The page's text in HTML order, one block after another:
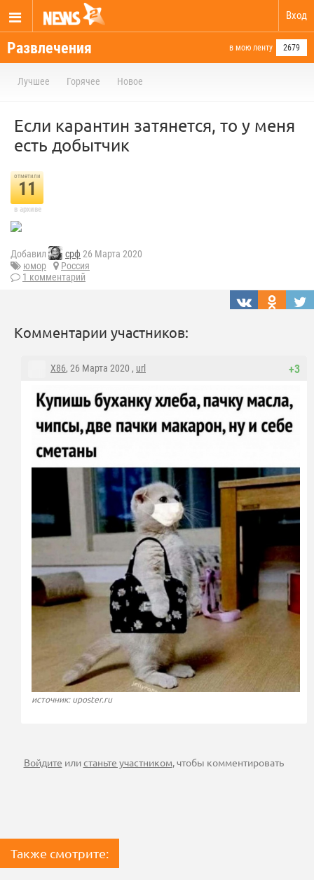
Вход
Развлечения в мою ленту 2679
Лучшее Горячее Новое
Если карантин затянется, то у меня
есть добытчик
отметили
11
в архиве
Добавил срф 26 Марта 2020
юмор
Россия
1 комментарий
Комментарии участников:
+3
X86, 26 Марта 2020 , url
источник: uposter.ru
Войдите илистаньте участником, чтобы комментировать
Также смотрите: